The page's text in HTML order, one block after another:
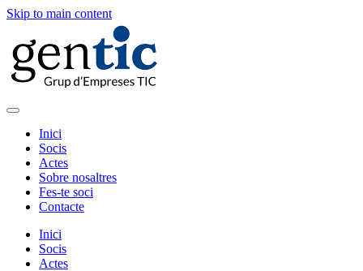
Skip to main content
Inici
Socis
Actes
Sobre nosaltres
Fes-te soci
Contacte
Inici
Socis
Actes